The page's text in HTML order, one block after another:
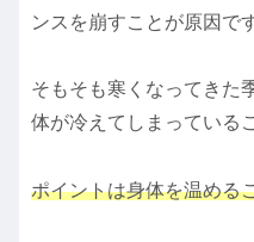
ンスを崩すことが原因で
そもそも寒くなってきた
体が冷えてしまっている
ポイントは身体を温める